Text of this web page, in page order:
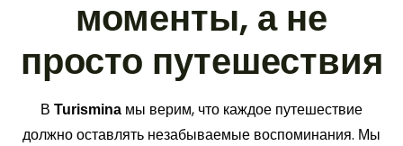
моменты, а не
просто путешествия
В Turismina мы верим, что каждое путешествие
должно оставлять незабываемые воспоминания. Мы